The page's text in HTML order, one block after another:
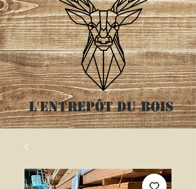
L'entrepôt du bois